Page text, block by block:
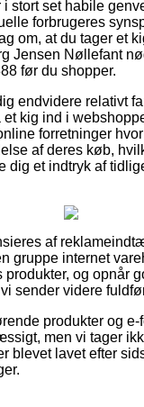
stort set habile
forbrugeres
om, at du tager et
Jensen Nøllefant
før du shopper.
endvidere relativt
et kig ind i
forretninger
af deres køb,
dig et indtryk af
af
gruppe internet
produkter, og opnår
sender videre
produkter og
men vi tager
blevet lavet efter